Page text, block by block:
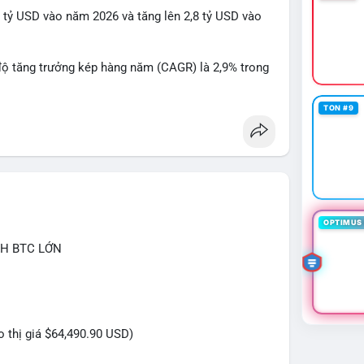
USD vào năm 2026 và tăng lên 2,8 tỷ USD vào
trưởng kép hàng năm (CAGR) là 2,9% trong
thúc đẩy sự phát triển của thị trường.
BTC LỚN
thị giá $64,490.90 USD)
TON #9
OPTIMUS